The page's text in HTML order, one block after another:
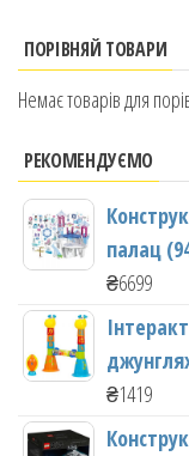
ПОРІВНЯЙ ТОВАРИ
Немає товарів для
РЕКОМЕНДУЄМО
палац
₴6699
₴1419